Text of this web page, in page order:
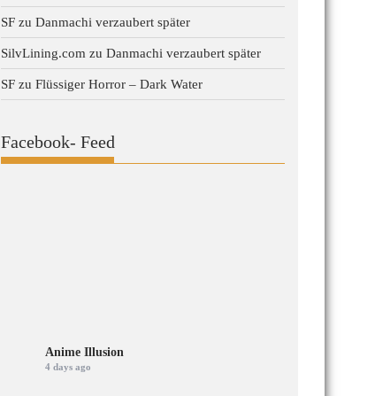
SF zu Danmachi verzaubert später
SilvLining.com zu Danmachi verzaubert später
SF zu Flüssiger Horror – Dark Water
Facebook- Feed
Anime Illusion
4 days ago